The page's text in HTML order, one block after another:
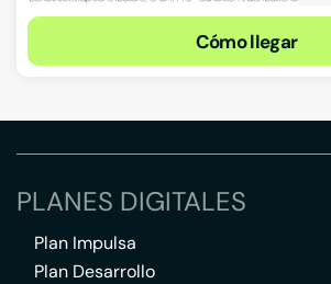
Cómo llegar
PLANES DIGITALES
Plan Impulsa
Plan Desarrollo